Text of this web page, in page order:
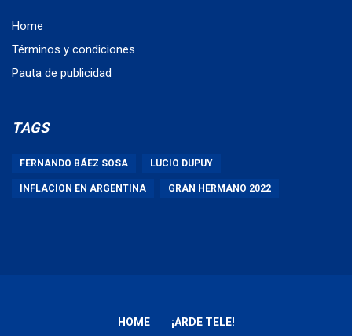
Home
Términos y condiciones
Pauta de publicidad
TAGS
FERNANDO BÁEZ SOSA LUCIO DUPUY
INFLACION EN ARGENTINA GRAN HERMANO 2022
HOME ¡ARDE TELE!